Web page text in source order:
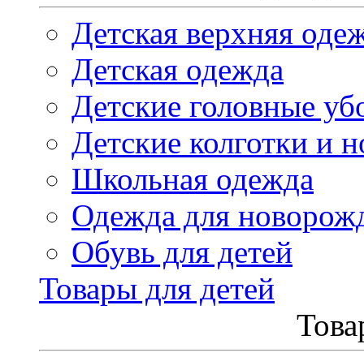
Детская верхняя
Детская одежда
Детские головные
Детские колготки и
Школьная одежда
Одежда для
Обувь для детей
Товары для детей